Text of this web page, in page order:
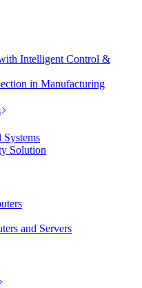
Intelligent Control &
in Manufacturing
Solution
and Servers